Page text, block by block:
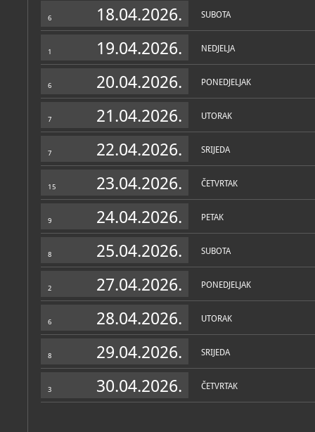
6 18.04.2026. SUBOTA
1 19.04.2026. NEDJELJA
6 20.04.2026. PONEDJELJAK
7 21.04.2026. UTORAK
7 22.04.2026. SRIJEDA
15 23.04.2026. ČETVRTAK
9 24.04.2026. PETAK
8 25.04.2026. SUBOTA
2 27.04.2026. PONEDJELJAK
6 28.04.2026. UTORAK
8 29.04.2026. SRIJEDA
3 30.04.2026. ČETVRTAK